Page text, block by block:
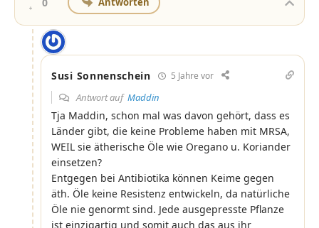
Susi Sonnenschein 5 Jahre vor
Antwort auf Maddin
Tja Maddin, schon mal was davon gehört, dass es
Länder gibt, die keine Probleme haben mit MRSA,
WEIL sie ätherische Öle wie Oregano u. Koriander
einsetzen?
Entgegen bei Antibiotika können Keime gegen
äth. Öle keine Resistenz entwickeln, da natürliche
Öle nie genormt sind. Jede ausgepresste Pflanze
ist einzigartig und somit auch das aus ihr